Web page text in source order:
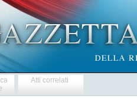
Atti correlati